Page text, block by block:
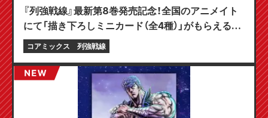
『列強戦線』最新第8巻発売記念！全国のアニメイト
にて「描き下ろしミニカード（全4種）」がもらえる限
定フェアが8月20日より開催決定！
コアミックス 列強戦線